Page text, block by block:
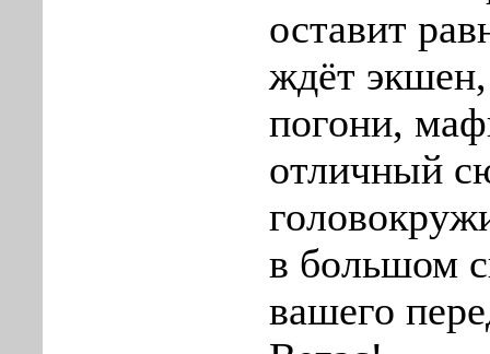
оставит
ждёт экшен,
погони,
отличный
в большом
вашего